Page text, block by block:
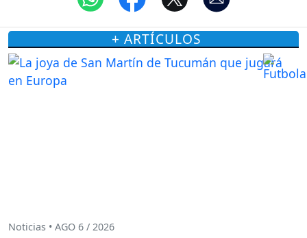
+ ARTÍCULOS
Noticias • AGO 6 / 2026